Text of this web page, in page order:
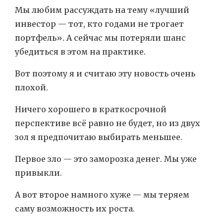
Мы любим рассуждать на тему «лучший
инвестор — тот, кто годами не трогает
портфель». А сейчас мы потеряли шанс
убедиться в этом на практике.
Вот поэтому я и считаю эту новость очень
плохой.
Ничего хорошего в краткосрочной
перспективе всё равно не будет, но из двух
зол я предпочитаю выбирать меньшее.
Первое зло — это заморозка денег. Мы уже
привыкли.
А вот второе намного хуже — мы теряем
саму возможность их роста.